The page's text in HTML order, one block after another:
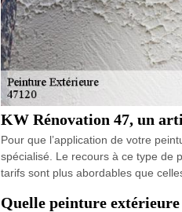
KW Rénovation 47, un
Pour que l’application de votre
spécialisé. Le recours à ce type de
tarifs sont plus abordables que
Quelle peinture